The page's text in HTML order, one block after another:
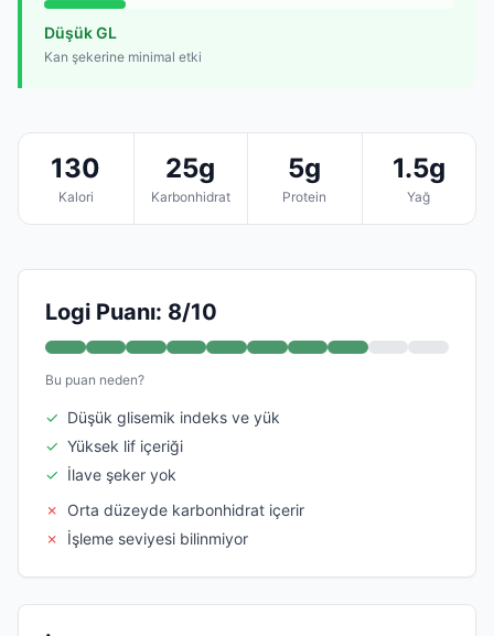
Düşük GL
Kan şekerine minimal etki
130
Kalori
25g
Karbonhidrat
5g
Protein
1.5g
Yağ
Logi Puanı: 8/10
Bu puan neden?
✓ Düşük glisemik indeks ve yük
✓ Yüksek lif içeriği
✓ İlave şeker yok
✗
Orta düzeyde karbonhidrat içerir
✗
İşleme seviyesi bilinmiyor